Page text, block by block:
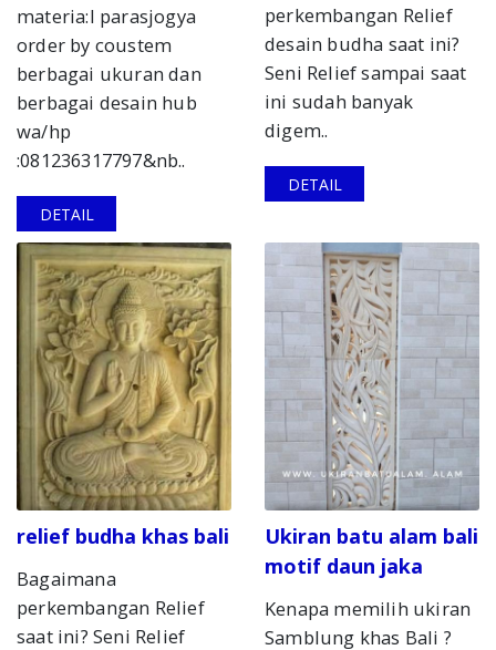
materia:l parasjogya
order by coustem
berbagai ukuran dan
berbagai desain hub
wa/hp
:081236317797&nb..
DETAIL
perkembangan Relief
desain budha saat ini?
Seni Relief sampai saat
ini sudah banyak
digem..
DETAIL
relief budha khas bali
Bagaimana
perkembangan Relief
saat ini? Seni Relief
Ukiran batu alam bali
motif daun jaka
Kenapa memilih ukiran
Samblung khas Bali ?